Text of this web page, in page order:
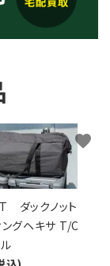
ダックノット
グヘキサ T/C
favorite